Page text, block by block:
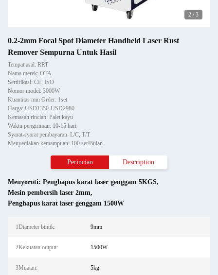
2 / 3
0.2-2mm Focal Spot Diameter Handheld Laser Rust
Remover Sempurna Untuk Hasil
Tempat asal: RRT
Nama merek: OTA
Sertifikasi: CE, ISO
Nomor model: 3000W
Kuantitas min Order: 1set
Harga: USD1350-USD2980
Kemasan rincian: Palet kayu
Waktu pengiriman: 10-15 hari
Syarat-syarat pembayaran: L/C, T/T
Menyediakan kemampuan: 100 set/Bulan
Perincian Description
Menyoroti: Penghapus karat laser genggam 5KGS,
Mesin pembersih laser 2mm,
Penghapus karat laser genggam 1500W
1Diameter bintik: 9mm
2Kekuatan output: 1500W
3Muatan: 5kg